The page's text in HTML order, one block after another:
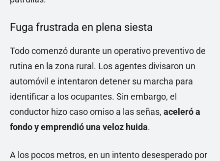
Fuga frustrada en plena siesta
Todo comenzó durante un operativo preventivo de
rutina en la zona rural. Los agentes divisaron un
automóvil e intentaron detener su marcha para
identificar a los ocupantes. Sin embargo, el
conductor hizo caso omiso a las señas, aceleró a
fondo y emprendió una veloz huida.
A los pocos metros, en un intento desesperado por